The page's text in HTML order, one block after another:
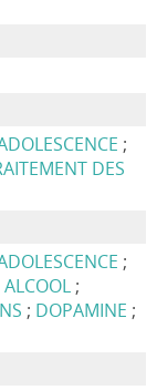
;
DES
;
ALCOOL ;
; DOPAMINE ;